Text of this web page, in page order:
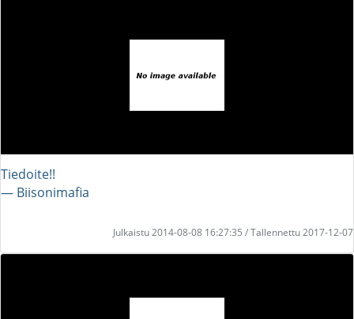
Tiedoite!!
― Biisonimafia
Julkaistu 2014-08-08 16:27:35 / Tallennettu 2017-12-07